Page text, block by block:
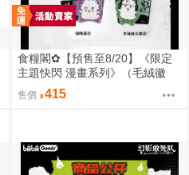
食糧閣✿【預售至8/20】《限定
主題快閃 漫畫系列》（毛絨徽
章）惡靈剋星／幻影敢死隊／主
題快閃／宍喰野虎落／是岸遊人
售價 415